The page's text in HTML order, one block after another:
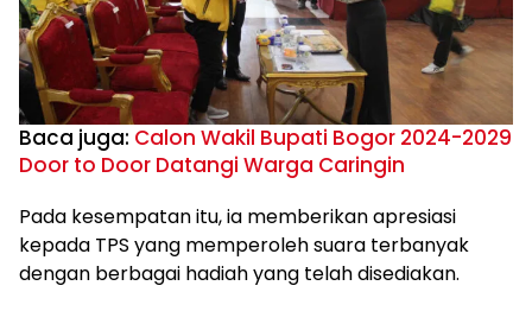
Baca juga: Calon Wakil Bupati Bogor 2024-2029
Door to Door Datangi Warga Caringin
Pada kesempatan itu, ia memberikan apresiasi
kepada TPS yang memperoleh suara terbanyak
dengan berbagai hadiah yang telah disediakan.